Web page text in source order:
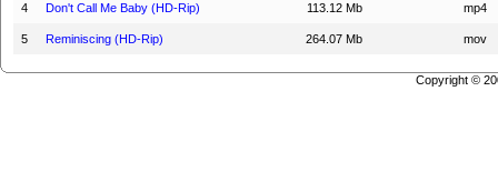
4 Don't Call Me Baby (HD-Rip) 113.12 Mb mp4
5 Reminiscing (HD-Rip) 264.07 Mb mov
Copyright ©